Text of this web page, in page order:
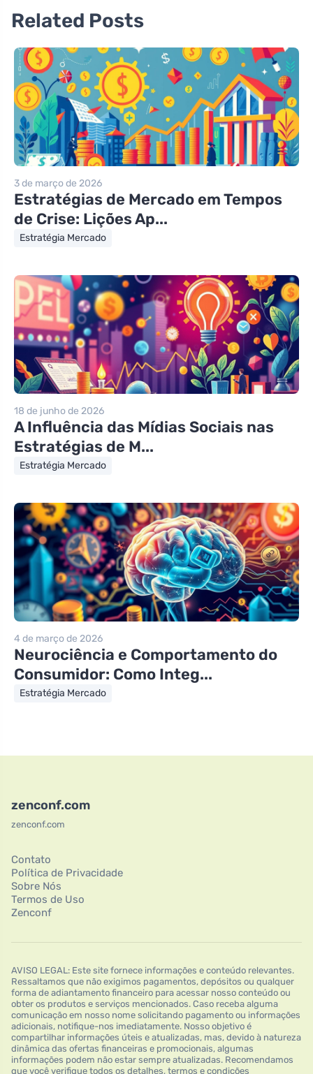
Related Posts
3 de março de 2026
Estratégias de Mercado em Tempos
de Crise: Lições Ap...
Estratégia Mercado
18 de junho de 2026
A Influência das Mídias Sociais nas
Estratégias de M...
Estratégia Mercado
4 de março de 2026
Neurociência e Comportamento do
Consumidor: Como Integ...
Estratégia Mercado
zenconf.com
zenconf.com
Contato
Política de Privacidade
Sobre Nós
Termos de Uso
Zenconf
AVISO LEGAL: Este site fornece informações e conteúdo relevantes.
Ressaltamos que não exigimos pagamentos, depósitos ou qualquer
forma de adiantamento financeiro para acessar nosso conteúdo ou
obter os produtos e serviços mencionados. Caso receba alguma
comunicação em nosso nome solicitando pagamento ou informações
adicionais, notifique-nos imediatamente. Nosso objetivo é
compartilhar informações úteis e atualizadas, mas, devido à natureza
dinâmica das ofertas financeiras e promocionais, algumas
informações podem não estar sempre atualizadas. Recomendamos
que você verifique todos os detalhes, termos e condições